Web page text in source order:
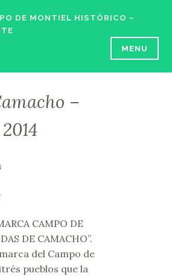
DE MONTIEL HISTÓRICO –
MENU
–
CAMPO DE
DE CAMACHO”.
del Campo de
pueblos que la